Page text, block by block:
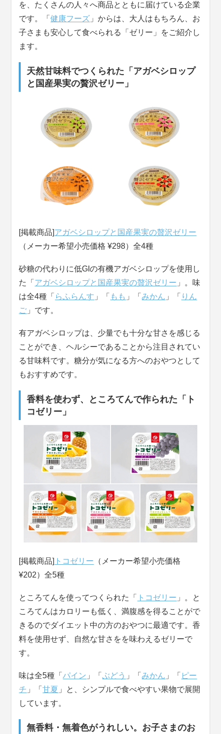
を、たくさんの人々へ商品とともに届けている企業
です。「健康フーズ 」からは、大人はもちろん、お
子さまも安心して食べられる「ゼリー」をご紹介し
ます。
天然甘味料でつくられた「アガベシロップ
と国産果実の贅沢ゼリー」
[掲載商品] アガベシロップと国産果実の贅沢ゼリー
（メーカー希望小売価格 ¥298）全4種
砂糖の代わりに低GIの有機アガベシロップを使用し
た「 アガベシロップと国産果実の贅沢ゼリー 」。味
は全4種「 らふらんす 」「 もも 」「みかん 」「 りん
ご 」です。
有アガベシロップは、少量でも十分な甘さを感じる
ことができ、ヘルシーであることから注目されてい
る甘味料です。糖分が気になる方へのおやつとして
もおすすめです。
香料を使わず、ところてんで作られた「ト
コゼリー」
[掲載商品] トコゼリー （メーカー希望小売価格
¥202）全5種
ところてんを使ってつくられた「 トコゼリー 」。と
ころてんはカロリーも低く、満腹感を得ることがで
きるのでダイエット中の方のおやつに最適です。香
料を使用せず、自然な甘さをを味わえるゼリーで
す。
味は全5種「パイン 」「ぶどう 」「みかん 」「 ピー
チ 」「甘夏 」と、シンプルで食べやすい果物で展開
しています。
無香料・無着色がうれしい。お子さまのお